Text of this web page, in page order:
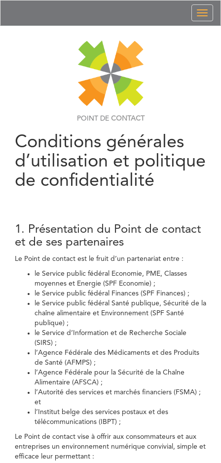
POINT DE CONTACT
Conditions générales
d’utilisation et politique
de confidentialité
1. Présentation du Point de contact
et de ses partenaires
Le Point de contact est le fruit d’un partenariat entre :
le Service public fédéral Economie, PME, Classes
moyennes et Energie (SPF Economie) ;
le Service public fédéral Finances (SPF Finances) ;
le Service public fédéral Santé publique, Sécurité de la
chaîne alimentaire et Environnement (SPF Santé
publique) ;
le Service d’Information et de Recherche Sociale
(SIRS) ;
l’Agence Fédérale des Médicaments et des Produits
de Santé (AFMPS) ;
l’Agence Fédérale pour la Sécurité de la Chaîne
Alimentaire (AFSCA) ;
l’Autorité des services et marchés financiers (FSMA) ;
et
l’Institut belge des services postaux et des
télécommunications (IBPT) ;
Le Point de contact vise à offrir aux consommateurs et aux
entreprises un environnement numérique convivial, simple et
efficace leur permettant :